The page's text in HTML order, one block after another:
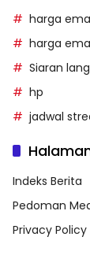
harga
harga
Siaran
hp
jadwal
Indeks Berita
Pedoman
Privacy Policy